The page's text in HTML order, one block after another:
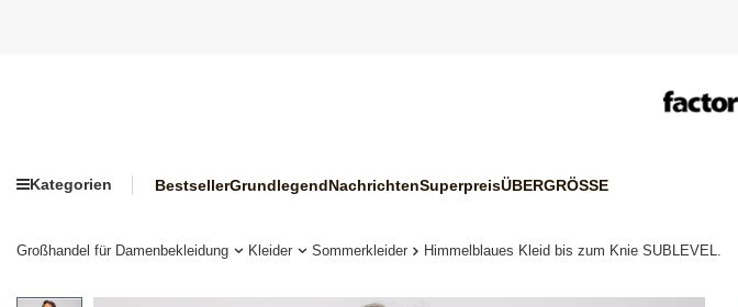
Kategorien BestsellerGrundlegendNachrichtenSuperpreisÜBERGRÖSSE
Großhandel für Damenbekleidung Kleider Sommerkleider Himmelblaues Kleid bis zum Knie SUBLEVEL.